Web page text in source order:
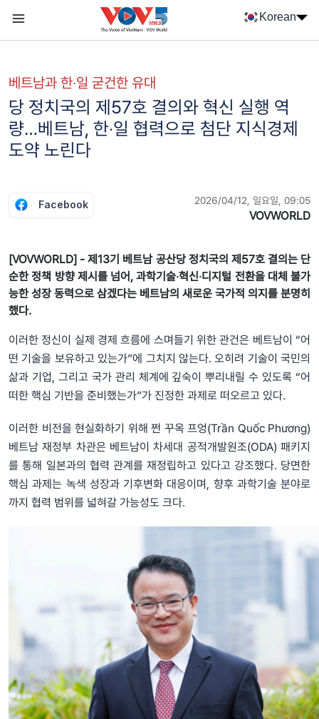
Korean
베트남과 한‧일 굳건한 유대
당 정치국의 제57호 결의와 혁신 실행 역
량…베트남, 한‧일 협력으로 첨단 지식경제
도약 노린다
Facebook 2026/04/12, 일요일, 09:05
VOVWORLD
[VOVWORLD] - 제13기 베트남 공산당 정치국의 제57호 결의는 단
순한 정책 방향 제시를 넘어, 과학기술‧혁신‧디지털 전환을 대체 불가
능한 성장 동력으로 삼겠다는 베트남의 새로운 국가적 의지를 분명히
했다.
이러한 정신이 실제 경제 흐름에 스며들기 위한 관건은 베트남이 “어
떤 기술을 보유하고 있는가”에 그치지 않는다. 오히려 기술이 국민의
삶과 기업, 그리고 국가 관리 체계에 깊숙이 뿌리내릴 수 있도록 “어
떠한 핵심 기반을 준비했는가”가 진정한 과제로 떠오르고 있다.
이러한 비전을 현실화하기 위해 쩐 꾸옥 프엉(Trần Quốc Phương)
베트남 재정부 차관은 베트남이 차세대 공적개발원조(ODA) 패키지
를 통해 일본과의 협력 관계를 재정립하고 있다고 강조했다. 당면한
핵심 과제는 녹색 성장과 기후변화 대응이며, 향후 과학기술 분야로
까지 협력 범위를 넓혀갈 가능성도 크다.